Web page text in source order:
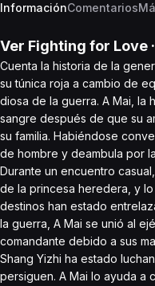
InformaciónComentarios
Ver Fighting for Love
Cuenta la historia de la
su túnica roja a cambio de
diosa de la guerra. A Mai, la
sangre después de que su
su familia. Habiéndose
de hombre y deambula por
Durante un encuentro
de la princesa heredera, y
destinos han estado
la guerra, A Mai se unió al
comandante debido a sus
Shang Yizhi ha estado
persiguen. A Mai lo ayuda a